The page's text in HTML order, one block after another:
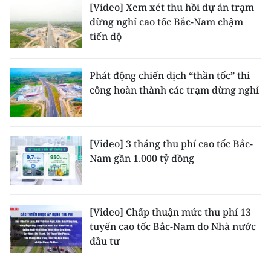
KHOA HỌC - CÔNG NGHỆ
MÔI TRƯỜNG
BẠN ĐỌC
KIỂM CHỨNG THÔNG TIN
54 DÂN TỘC VIỆT NAM
CHƯƠNG TRÌNH OCOP - MỖI XÃ
MỘT SẢN PHẨM
RADIO
[Video] Xem xét thu hồi dự án trạm
dừng nghỉ cao tốc Bắc-Nam chậm
tiến độ
Phát động chiến dịch “thần tốc” thi
công hoàn thành các trạm dừng nghỉ
[Video] 3 tháng thu phí cao tốc Bắc-
Nam gần 1.000 tỷ đồng
[Video] Chấp thuận mức thu phí 13
tuyến cao tốc Bắc-Nam do Nhà nước
đầu tư